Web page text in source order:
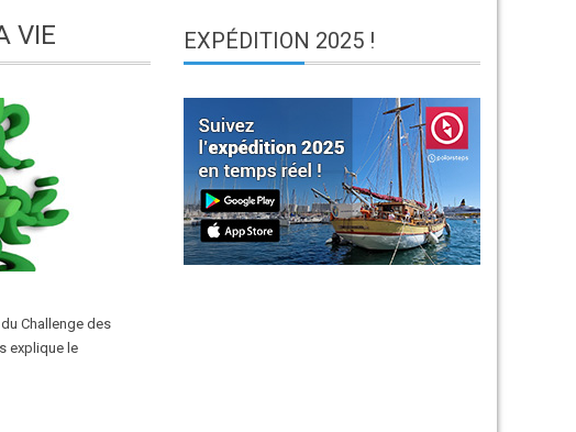
VIE
Challenge des
explique le
EXPÉDITION 2025 !